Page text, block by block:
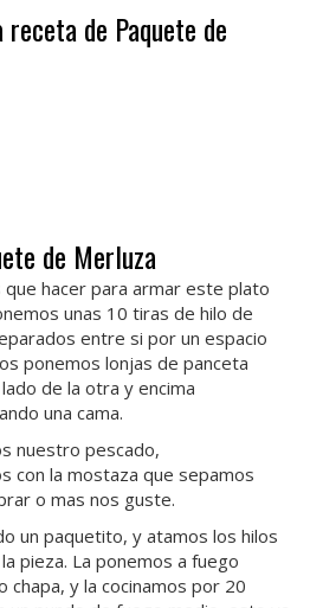
de Paquete de
de Merluza
hacer para armar este plato
unas 10 tiras de hilo de
entre si por un espacio
ponemos lonjas de panceta
de la otra y encima
una cama.
nuestro pescado,
con la mostaza que sepamos
o mas nos guste.
un paquetito, y atamos los hilos
pieza. La ponemos a fuego
y la cocinamos por 20